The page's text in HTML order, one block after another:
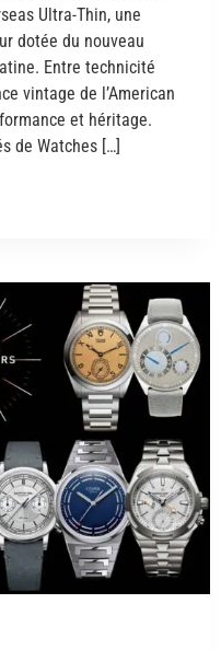
Ultra-Thin, une
dotée du nouveau
Entre technicité
vintage de l’American
et héritage.
de Watches […]